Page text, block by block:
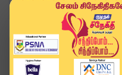
Home
வீடியோ ஸ்டோரி
ஆ.ராசாவை